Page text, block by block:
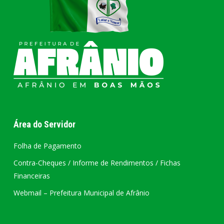
Área do Servidor
Folha de Pagamento
Contra-Cheques / Informe de Rendimentos / Fichas
Financeiras
Webmail – Prefeitura Municipal de Afrânio